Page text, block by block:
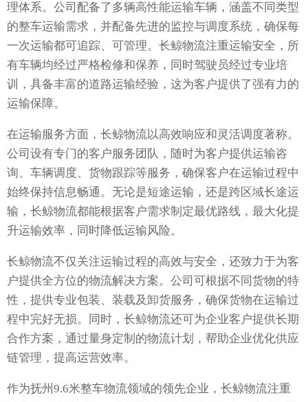
理体系。公司配备了多辆高性能运输车辆，涵盖不同类型
的整车运输需求，并配备先进的监控与调度系统，确保每
一次运输都可追踪、可管理。长鲸物流注重运输安全，所
有车辆均经过严格检修和保养，同时驾驶员经过专业培
训，具备丰富的道路运输经验，这为客户提供了强有力的
运输保障。
在运输服务方面，长鲸物流以高效响应和灵活调度著称。
公司设有专门的客户服务团队，随时为客户提供运输咨
询、车辆调度、货物跟踪等服务，确保客户在运输过程中
始终保持信息畅通。无论是短途运输，还是跨区域长途运
输，长鲸物流都能根据客户需求制定最优路线，最大化提
升运输效率，同时降低运输风险。
长鲸物流不仅关注运输过程的高效与安全，还致力于为客
户提供全方位的物流解决方案。公司可根据不同货物的特
性，提供专业包装、装载及卸货服务，确保货物在运输过
程中完好无损。同时，长鲸物流还可为企业客户提供长期
合作方案，通过量身定制的物流计划，帮助企业优化供应
链管理，提高运营效率。
作为抚州9.6米整车物流领域的领先企业，长鲸物流注重